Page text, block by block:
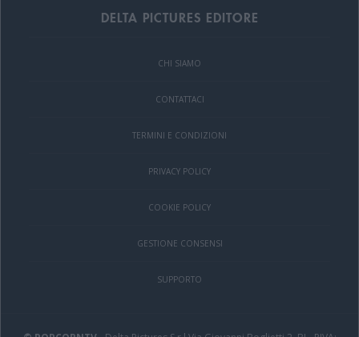
DELTA PICTURES EDITORE
CHI SIAMO
CONTATTACI
TERMINI E CONDIZIONI
PRIVACY POLICY
COOKIE POLICY
GESTIONE CONSENSI
SUPPORTO